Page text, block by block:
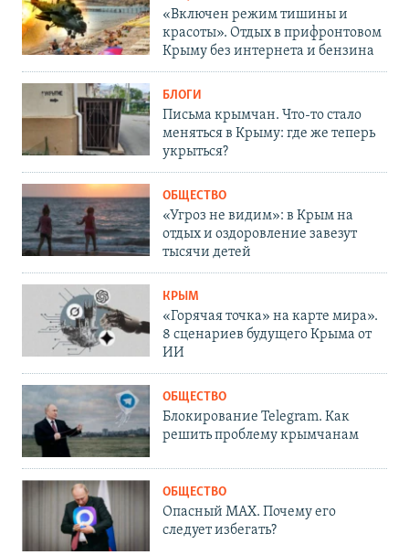
«Включен режим тишины и
красоты». Отдых в прифронтовом
Крыму без интернета и бензина
БЛОГИ
Письма крымчан. Что-то стало
меняться в Крыму: где же теперь
укрыться?
ОБЩЕСТВО
«Угроз не видим»: в Крым на
отдых и оздоровление завезут
тысячи детей
КРЫМ
«Горячая точка» на карте мира».
8 сценариев будущего Крыма от
ИИ
ОБЩЕСТВО
Блокирование Telegram. Как
решить проблему крымчанам
ОБЩЕСТВО
Опасный MAX. Почему его
следует избегать?